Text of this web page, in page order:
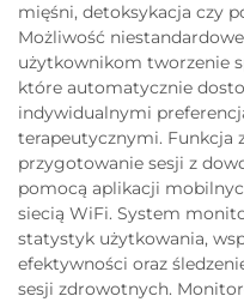
mięśni, detoksykacja czy
Możliwość
użytkownikom tworzenie
które automatycznie
indywidualnymi
terapeutycznymi. Funkcja
przygotowanie sesji z
pomocą aplikacji
siecią WiFi. System
statystyk użytkowania,
efektywności oraz
sesji zdrowotnych.